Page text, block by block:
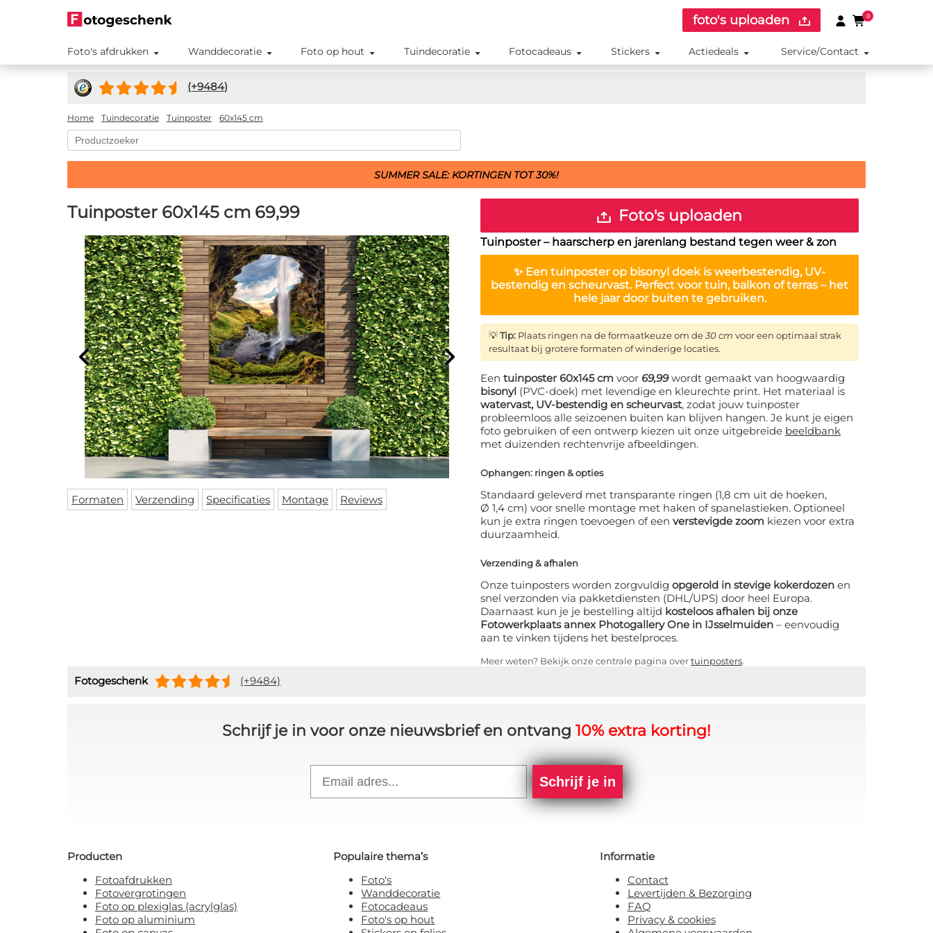
foto's uploaden 0
Foto's afdrukken Wanddecoratie Foto op hout Tuindecoratie Fotocadeaus Stickers Actiedeals Service/Contact
(+9484)
Home Tuindecoratie Tuinposter 60x145 cm
SUMMER SALE: KORTINGEN TOT 30%!
Tuinposter 60x145 cm 69,99
Formaten Verzending Specificaties Montage Reviews
Foto's uploaden
Tuinposter – haarscherp en jarenlang bestand tegen weer & zon
✨ Een tuinposterop bisonyl doek is weerbestendig, UV-
bestendig en scheurvast. Perfect voor tuin, balkon of terras – het
hele jaar door buiten te gebruiken.
💡Tip: Plaats ringen na de formaatkeuze om de30 cm voor een optimaal strak
resultaat bij grotere formaten of winderige locaties.
Een tuinposter 60x145 cm voor 69,99wordt gemaakt van hoogwaardig
bisonyl (PVC-doek) met levendige en kleurechte print. Het materiaal is
watervast, UV-bestendig en scheurvast, zodat jouw tuinposter
probleemloos alle seizoenen buiten kan blijven hangen. Je kunt je eigen
foto gebruiken of een ontwerp kiezen uit onze uitgebreide beeldbank
met duizenden rechtenvrije afbeeldingen.
Ophangen: ringen & opties
Standaard geleverd met transparante ringen (1,8 cm uit de hoeken,
Ø 1,4 cm) voor snelle montage met haken of spanelastieken. Optioneel
kun je extra ringen toevoegen of een verstevigde zoom kiezen voor extra
duurzaamheid.
Verzending & afhalen
Onze tuinposters worden zorgvuldig opgerold in stevige kokerdozen en
snel verzonden via pakketdiensten (DHL/UPS) door heel Europa.
Daarnaast kun je je bestelling altijd kosteloos afhalen bij onze
Fotowerkplaats annex Photogallery One in IJsselmuiden – eenvoudig
aan te vinken tijdens het bestelproces.
Meer weten? Bekijk onze centrale pagina overtuinposters.
Fotogeschenk (+9484)
Schrijf je in voor onze nieuwsbrief en ontvang 10% extra korting!
Schrijf je in
Producten
Fotoafdrukken
Fotovergrotingen
Foto op plexiglas (acrylglas)
Foto op aluminium
Populaire thema’s
Foto's
Wanddecoratie
Fotocadeaus
Foto's op hout
Informatie
Contact
Levertijden & Bezorging
FAQ
Privacy & cookies